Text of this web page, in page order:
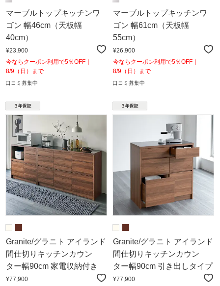
マーブルトップキッチンワ
ゴン 幅46cm（天板幅
40cm）
¥23,900
今ならクーポン利用で5％OFF｜
8/9（日）まで
口コミ募集中
マーブルトップキッチンワ
ゴン 幅61cm（天板幅
55cm）
¥26,900
今ならクーポン利用で5％OFF｜
8/9（日）まで
口コミ募集中
Granite/グラニト アイランド
間仕切りキッチンカウン
ター幅90cm 家電収納付き
¥77,900
Granite/グラニト アイランド
間仕切りキッチンカウン
ター幅90cm 引き出しタイプ
¥77,900